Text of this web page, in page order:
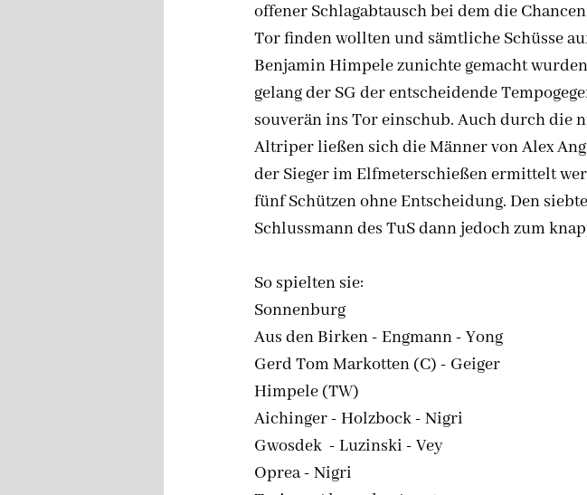
offener Schlagabtausch bei dem die
Tor finden wollten und sämtliche Schüsse
Benjamin Himpele zunichte gemacht
gelang der SG der entscheidende
souverän ins Tor einschub. Auch durch die
Altriper ließen sich die Männer von Alex
der Sieger im Elfmeterschießen ermittelt
fünf Schützen ohne Entscheidung. Den
Schlussmann des TuS dann jedoch zum
So spielten sie:
Sonnenburg
Aus den Birken - Engmann - Yong
Gerd Tom Markotten (C) - Geiger
Himpele (TW)
Aichinger - Holzbock - Nigri
Gwosdek  - Luzinski - Vey
Oprea - Nigri